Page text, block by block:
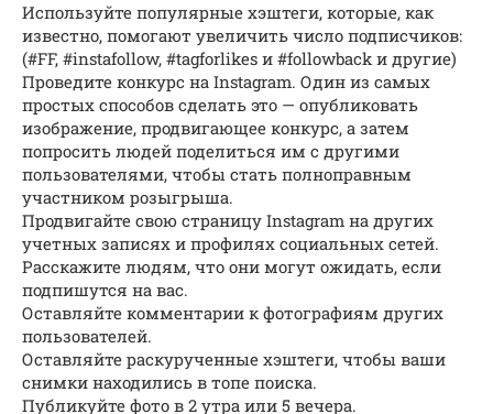
Используйте популярные хэштеги, которые, как
известно, помогают увеличить число подписчиков:
(#FF, #instafollow, #tagforlikes и #followback и другие)
Проведите конкурс на Instagram. Один из самых
простых способов сделать это — опубликовать
изображение, продвигающее конкурс, а затем
попросить людей поделиться им с другими
пользователями, чтобы стать полноправным
участником розыгрыша.
Продвигайте свою страницу Instagram на других
учетных записях и профилях социальных сетей.
Расскажите людям, что они могут ожидать, если
подпишутся на вас.
Оставляйте комментарии к фотографиям других
пользователей.
Оставляйте раскурученные хэштеги, чтобы ваши
снимки находились в топе поиска.
Публикуйте фото в 2 утра или 5 вечера.